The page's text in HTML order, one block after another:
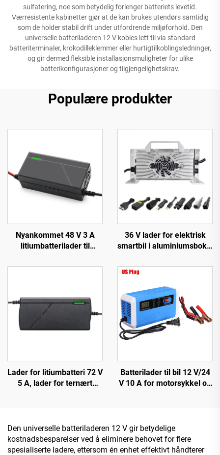
sulfatering, noe som betydelig forlenger batteriets levetid.
Værresistente kabinetter gjør at de kan brukes utendørs samtidig
som de holder stabil drift under utfordrende miljøforhold. Den
universelle batteriladeren 12 V kobles lett til via standard
batteriterminaler, krokodilleklemmer eller hurtigtilkoblingsledninger,
og gir dermed fleksible installasjonsmuligheter for ulike
batterikonfigurasjoner og tilgjengelighetskrav.
Populære produkter
Nyankommet 48 V 3 A
litiumbatterilader til
54,6 V 58,8 V 54,75 V 58,4
36 V lader for elektrisk
smartbil i aluminiumsboks,
litiumbatteri
Lader for litiumbatteri 72 V
5 A, lader for ternært
Batterilader til bil 12 V/24
V 10 A for motorsykkel og
design
Den universelle batteriladeren 12 V gir betydelige
kostnadsbesparelser ved å eliminere behovet for flere
spesialiserte ladere, ettersom én enhet effektivt håndterer